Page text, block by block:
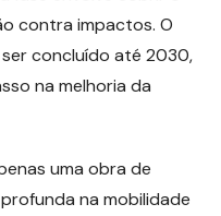
contra impactos. O
concluído até 2030,
na melhoria da
uma obra de
na mobilidade